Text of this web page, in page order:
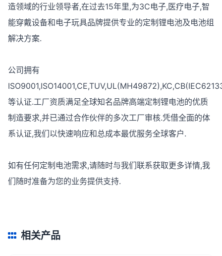
造领域的行业领导者,在过去15年里,为3C电子,医疗电子,智
能穿戴设备和电子玩具品牌提供专业的定制锂电池及电池组
解决方案.
公司拥有
等认证.工厂资质满足全球知名品牌高端定制锂电池的优质
制造要求,并已通过合作伙伴的多次工厂审核.凭借全面的体
系认证,我们以快速响应和总成本最优服务全球客户.
如有任何定制电池需求,请随时与我们联系获取更多详情,我
们随时准备为您的业务提供支持.
相关产品